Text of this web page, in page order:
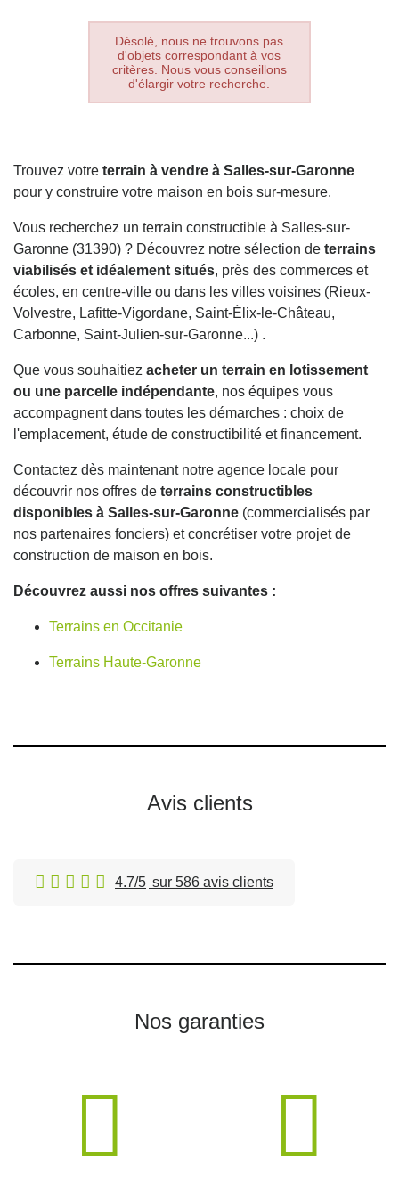
Désolé, nous ne trouvons pas
d'objets correspondant à vos
critères. Nous vous conseillons
d'élargir votre recherche.
Trouvez votre terrain à vendre à Salles-sur-Garonne
pour y construire votre maison en bois sur-mesure.
Vous recherchez un terrain constructible à Salles-sur-
Garonne (31390) ? Découvrez notre sélection de terrains
viabilisés et idéalement situés, près des commerces et
écoles, en centre-ville ou dans les villes voisines (Rieux-
Volvestre, Lafitte-Vigordane, Saint-Élix-le-Château,
Carbonne, Saint-Julien-sur-Garonne...) .
Que vous souhaitiez acheter un terrain en lotissement
ou une parcelle indépendante, nos équipes vous
accompagnent dans toutes les démarches : choix de
l'emplacement, étude de constructibilité et financement.
Contactez dès maintenant notre agence locale pour
découvrir nos offres de terrains constructibles
disponibles à Salles-sur-Garonne (commercialisés par
nos partenaires fonciers) et concrétiser votre projet de
construction de maison en bois.
Découvrez aussi nos offres suivantes :
Terrains en Occitanie
Terrains Haute-Garonne
Avis clients
4.7/5 sur 586 avis clients
Nos garanties